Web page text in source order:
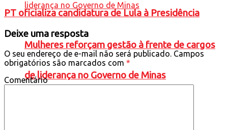
Mulheres reforçam gestão à frente de cargos
de liderança no Governo de Minas
PT oficializa candidatura de Lula à Presidência
Deixe uma resposta
O seu endereço de e-mail não será publicado. Campos
obrigatórios são marcados com *
Comentário